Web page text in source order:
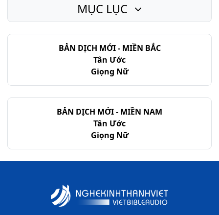
BẢN DỊCH MỚI - MIỀN BẮC
Tân Ước
Giọng Nữ
BẢN DỊCH MỚI - MIỀN NAM
Tân Ước
Giọng Nữ
MỤC LỤC